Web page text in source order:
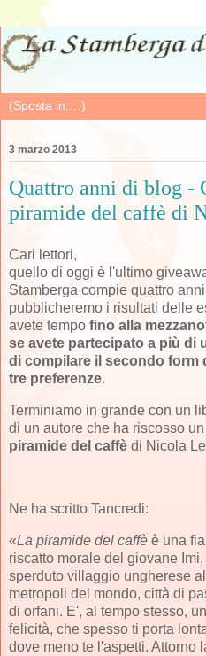
3 marzo 2013
Quattro anni di blog -
piramide del caffè di
Cari lettori,
quello di oggi è l'ultimo
Stamberga compie quattro
pubblicheremo i risultati delle
avete tempo fino alla
se avete partecipato a più di
di compilare il secondo form
tre preferenze.
Terminiamo in grande con un
di un autore che ha riscosso
piramide del caffè di Nicola
Ne ha scritto Tancredi:
«La piramide del caffè è una
riscatto morale del giovane
sperduto villaggio ungherese
metropoli del mondo, città di
di orfani. E', al tempo stesso,
felicità, che spesso ti porta
dove meno te l'aspetti. Attorno